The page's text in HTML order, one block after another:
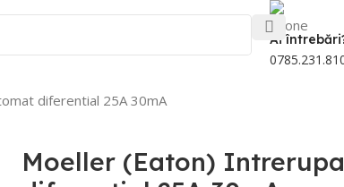
Ai
diferential 25A 30mA
Moeller (Eaton)